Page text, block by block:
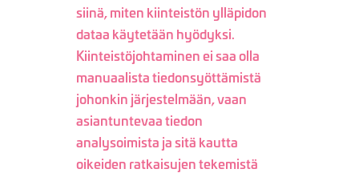
siinä, miten kiinteistön ylläpidon
dataa käytetään hyödyksi.
Kiinteistöjohtaminen ei saa olla
manuaalista tiedonsyöttämistä
johonkin järjestelmään, vaan
asiantuntevaa tiedon
analysoimista ja sitä kautta
oikeiden ratkaisujen tekemistä